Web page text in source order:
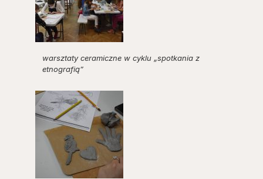
warsztaty ceramiczne w cyklu „spotkania z
etnografią”